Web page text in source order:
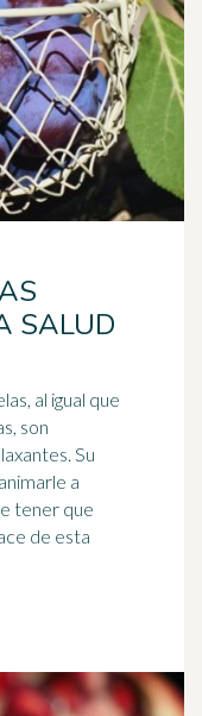
SALUD
al igual que
son
Su
a
tener que